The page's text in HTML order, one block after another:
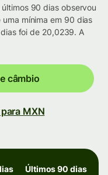
90 dias observou
mínima em 90 dias
foi de 20,0239. A
câmbio
MXN
Últimos 90 dias